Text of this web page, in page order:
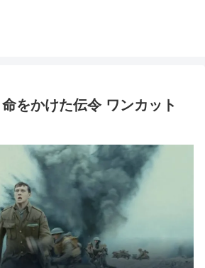
命をかけた伝令 ワンカット